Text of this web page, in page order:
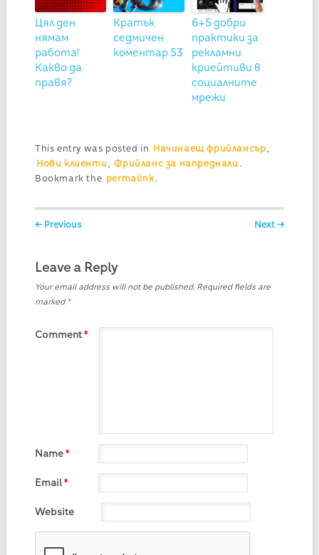
Цял ден
нямам
работа!
Какво да
правя?
Кратък
седмичен
коментар 53
6+5 добри
практики за
рекламни
криейтиви в
социалните
мрежи
This entry was posted in Начинаещ фрийлансър ,
Нови клиенти , Фрийланс за напреднали .
Bookmark the permalink .
Post navigation
← Previous Next →
Leave a Reply
Your email address will not be published. Required fields are
marked *
Comment*
Name*
Email*
Website